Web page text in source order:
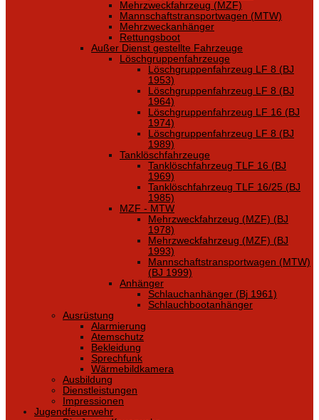
Mehrzweckfahrzeug (MZF)
Mannschaftstransportwagen (MTW)
Mehrzweckanhänger
Rettungsboot
Außer Dienst gestellte Fahrzeuge
Löschgruppenfahrzeuge
Löschgruppenfahrzeug LF 8 (BJ
1953)
Löschgruppenfahrzeug LF 8 (BJ
1964)
Löschgruppenfahrzeug LF 16 (BJ
1974)
Löschgruppenfahrzeug LF 8 (BJ
1989)
Tanklöschfahrzeuge
Tanklöschfahrzeug TLF 16 (BJ
1969)
Tanklöschfahrzeug TLF 16/25 (BJ
1985)
MZF - MTW
Mehrzweckfahrzeug (MZF) (BJ
1978)
Mehrzweckfahrzeug (MZF) (BJ
1993)
Mannschaftstransportwagen (MTW)
(BJ 1999)
Anhänger
Schlauchanhänger (Bj 1961)
Schlauchbootanhänger
Ausrüstung
Alarmierung
Atemschutz
Bekleidung
Sprechfunk
Wärmebildkamera
Ausbildung
Dienstleistungen
Impressionen
Jugendfeuerwehr